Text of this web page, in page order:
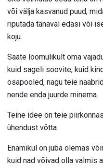
või välja kasvanud puud,
riputada tänaval edasi või
koju.
Saate loomulikult oma
kuid sageli soovite, kuid
osapooled, nagu teie
nende enda juurde minema.
Teine idee on teie
ühendust võtta.
Enamikul on juba olemas
kuid nad võivad olla valmis